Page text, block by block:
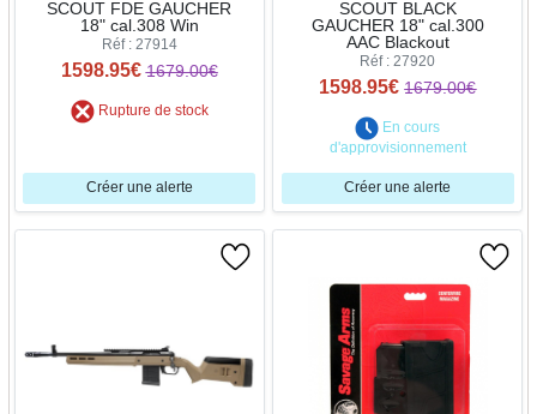
SCOUT FDE GAUCHER
18" cal.308 Win
Réf : 27914
1598.95€ 1679.00€
Rupture de stock
Créer une alerte
SCOUT BLACK
GAUCHER 18" cal.300
AAC Blackout
Réf : 27920
1598.95€ 1679.00€
En cours
d'approvisionnement
Créer une alerte